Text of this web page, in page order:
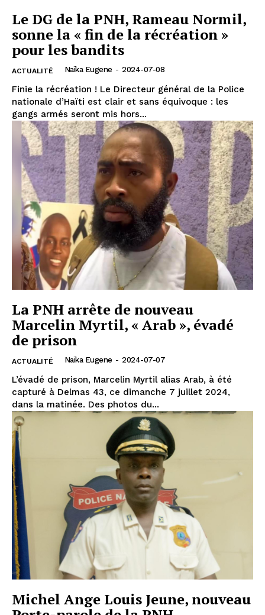
Le DG de la PNH, Rameau Normil,
sonne la « fin de la récréation »
pour les bandits
ACTUALITÉ Naïka Eugene - 2024-07-08
Finie la récréation ! Le Directeur général de la Police
nationale d’Haïti est clair et sans équivoque : les
gangs armés seront mis hors...
La PNH arrête de nouveau
Marcelin Myrtil, « Arab », évadé
de prison
ACTUALITÉ Naïka Eugene - 2024-07-07
L’évadé de prison, Marcelin Myrtil alias Arab, à été
capturé à Delmas 43, ce dimanche 7 juillet 2024,
dans la matinée. Des photos du...
Michel Ange Louis Jeune, nouveau